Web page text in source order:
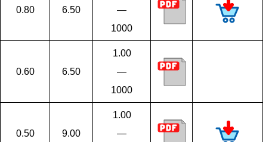
0.80
6.50
—
1000
0.60
6.50
1.00
—
1000
0.50
9.00
1.00
—